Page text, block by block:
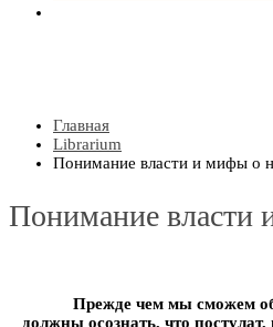
Главная
Librarium
Понимание власти и мифы о
Понимание власти
Прежде чем мы сможем
должны осознать, что